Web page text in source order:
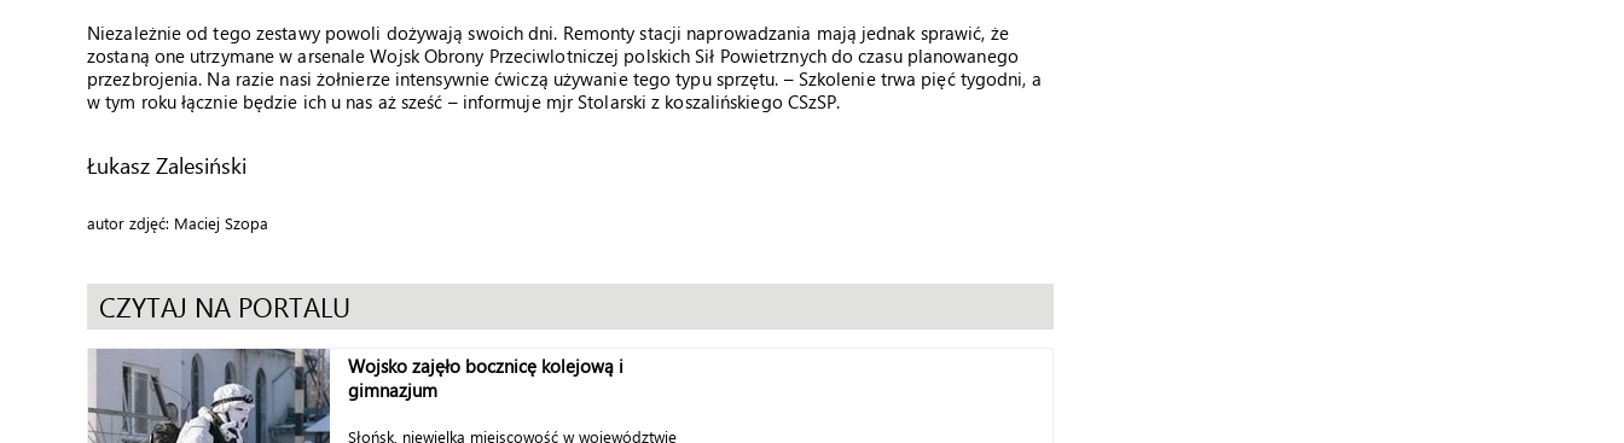
Niezależnie od tego zestawy powoli dożywają swoich dni. Remonty stacji naprowadzania mają jednak sprawić, że
zostaną one utrzymane w arsenale Wojsk Obrony Przeciwlotniczej polskich Sił Powietrznych do czasu planowanego
przezbrojenia. Na razie nasi żołnierze intensywnie ćwiczą używanie tego typu sprzętu. – Szkolenie trwa pięć tygodni, a
w tym roku łącznie będzie ich u nas aż sześć – informuje mjr Stolarski z koszalińskiego CSzSP.
Łukasz Zalesiński
autor zdjęć: Maciej Szopa
CZYTAJ NA PORTALU
Wojsko zajęło bocznicę kolejową i
gimnazjum
Słońsk, niewielka miejscowość w województwie